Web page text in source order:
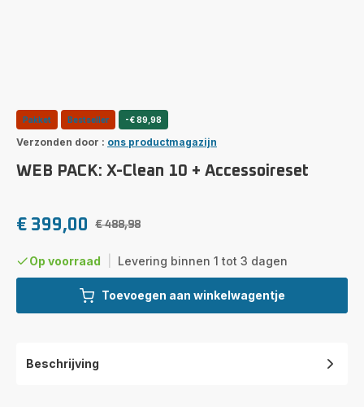
Pakket Bestseller -€ 89,98
Verzonden door : ons productmagazijn
WEB PACK: X-Clean 10 + Accessoireset
Verlaagde
€ 399,00
Originele
€ 488,98
Op voorraad Levering binnen 1 tot 3 dagen
Toevoegen aan winkelwagentje
Beschrijving